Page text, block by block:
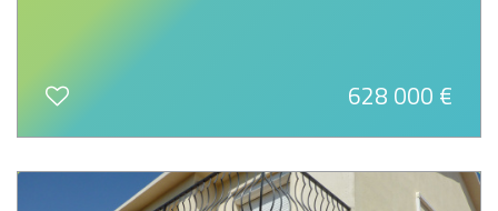
628 000 €